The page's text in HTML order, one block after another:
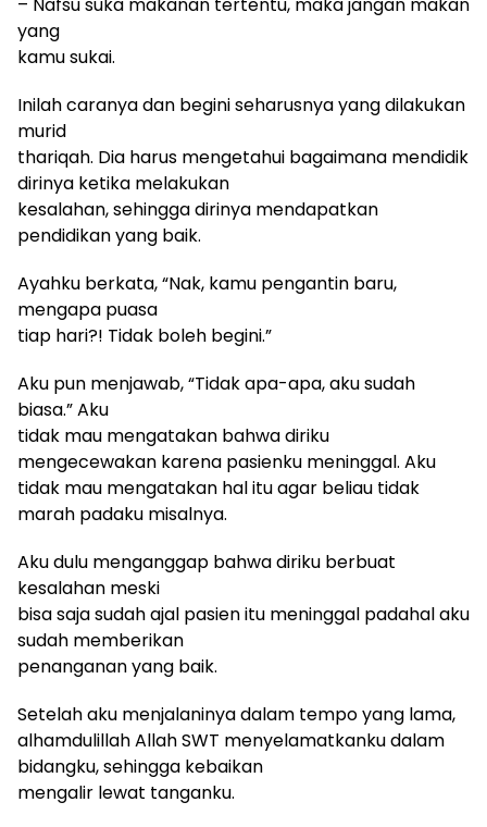
– Nafsu suka makanan tertentu, maka jangan makan
yang
kamu sukai.
Inilah caranya dan begini seharusnya yang dilakukan
murid
thariqah. Dia harus mengetahui bagaimana mendidik
dirinya ketika melakukan
kesalahan, sehingga dirinya mendapatkan
pendidikan yang baik.
Ayahku berkata, “Nak, kamu pengantin baru,
mengapa puasa
tiap hari?! Tidak boleh begini.”
Aku pun menjawab, “Tidak apa-apa, aku sudah
biasa.” Aku
tidak mau mengatakan bahwa diriku
mengecewakan karena pasienku meninggal. Aku
tidak mau mengatakan hal itu agar beliau tidak
marah padaku misalnya.
Aku dulu menganggap bahwa diriku berbuat
kesalahan meski
bisa saja sudah ajal pasien itu meninggal padahal aku
sudah memberikan
penanganan yang baik.
Setelah aku menjalaninya dalam tempo yang lama,
alhamdulillah Allah SWT menyelamatkanku dalam
bidangku, sehingga kebaikan
mengalir lewat tanganku.